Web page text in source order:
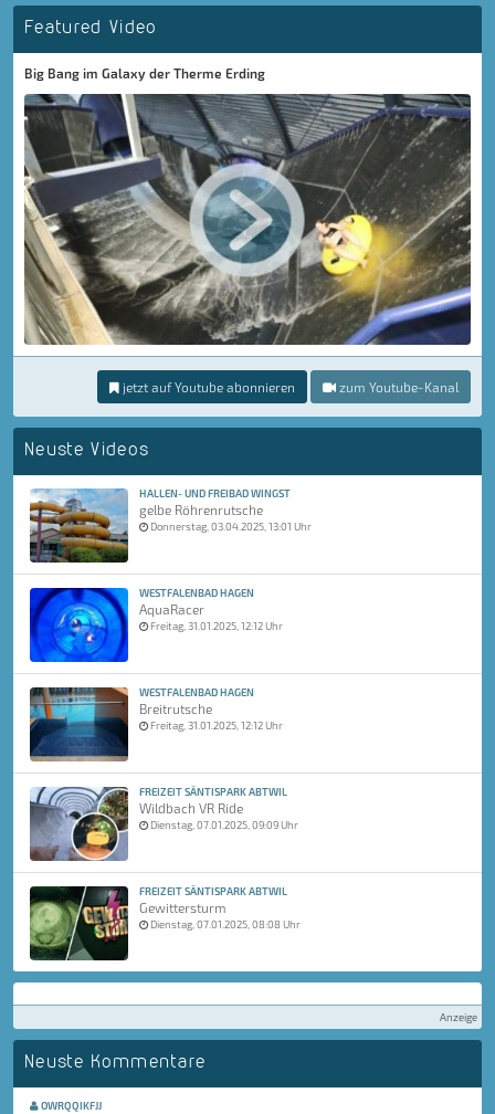
Featured Video
Big Bang im Galaxy der Therme Erding
jetzt auf Youtube abonnieren zum Youtube-Kanal
Neuste Videos
HALLEN- UND FREIBAD WINGST
gelbe Röhrenrutsche
Donnerstag, 03.04.2025, 13:01 Uhr
WESTFALENBAD HAGEN
AquaRacer
Freitag, 31.01.2025, 12:12 Uhr
WESTFALENBAD HAGEN
Breitrutsche
Freitag, 31.01.2025, 12:12 Uhr
FREIZEIT SÄNTISPARK ABTWIL
Wildbach VR Ride
Dienstag, 07.01.2025, 09:09 Uhr
FREIZEIT SÄNTISPARK ABTWIL
Gewittersturm
Dienstag, 07.01.2025, 08:08 Uhr
Anzeige
Neuste Kommentare
OWRQQIKFJJ